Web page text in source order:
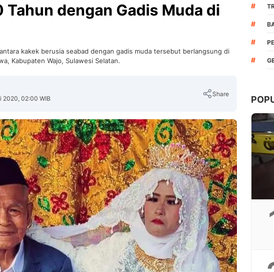
Tahun dengan Gadis Muda di
kakek berusia seabad dengan gadis muda tersebut berlangsung di
Kabupaten Wajo, Sulawesi Selatan.
2020, 02:00 WIB
Share
Copy Link
#
#
#
#